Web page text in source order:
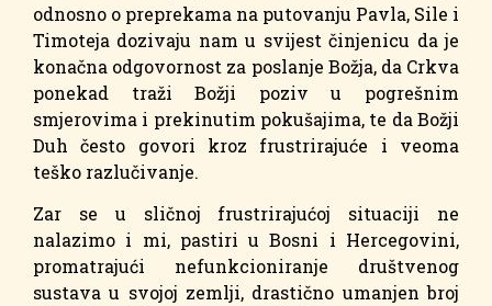
odnosno o preprekama na putovanju Pavla, Sile i
Timoteja dozivaju nam u svijest činjenicu da je
konačna odgovornost za poslanje Božja, da Crkva
ponekad traži Božji poziv u pogrešnim
smjerovima i prekinutim pokušajima, te da Božji
Duh često govori kroz frustrirajuće i veoma
teško razlučivanje.
Zar se u sličnoj frustrirajućoj situaciji ne
nalazimo i mi, pastiri u Bosni i Hercegovini,
promatrajući nefunkcioniranje društvenog
sustava u svojoj zemlji, drastično umanjen broj